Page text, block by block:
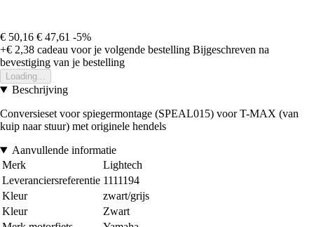
€ 50,16 € 47,61 -5%
+€ 2,38 cadeau voor je volgende bestelling Bijgeschreven na
bevestiging van je bestelling
Loading...
Beschrijving
Conversieset voor spiegermontage (SPEAL015) voor T-MAX (van
kuip naar stuur) met originele hendels
Aanvullende informatie
Merk
Lightech
Leveranciersreferentie 1111194
Kleur
zwart/grijs
Kleur
Zwart